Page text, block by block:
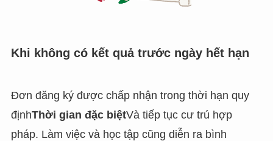
Khi không có kết quả trước ngày hết hạn
Đơn đăng ký được chấp nhận trong thời hạn quy
địnhThời gian đặc biệtVà tiếp tục cư trú hợp
pháp. Làm việc và học tập cũng diễn ra bình